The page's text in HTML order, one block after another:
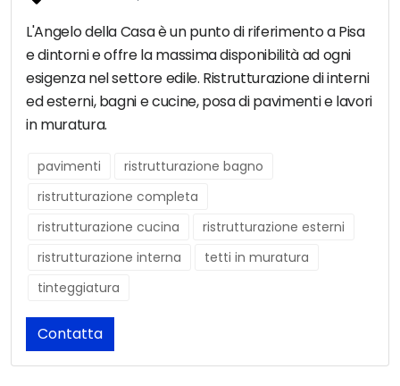
L'Angelo della Casa è un punto di riferimento a Pisa
e dintorni e offre la massima disponibilità ad ogni
esigenza nel settore edile. Ristrutturazione di interni
ed esterni, bagni e cucine, posa di pavimenti e lavori
in muratura.
pavimenti
ristrutturazione bagno
ristrutturazione completa
ristrutturazione cucina
ristrutturazione esterni
ristrutturazione interna
tetti in muratura
tinteggiatura
Contatta